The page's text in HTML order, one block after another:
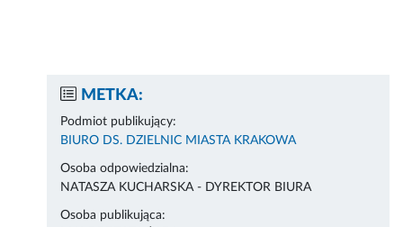
METKA:
Podmiot publikujący:
BIURO DS. DZIELNIC MIASTA KRAKOWA
Osoba odpowiedzialna:
NATASZA KUCHARSKA - DYREKTOR BIURA
Osoba publikująca: